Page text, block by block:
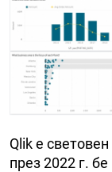
Qlik е
през 2022 г. бе